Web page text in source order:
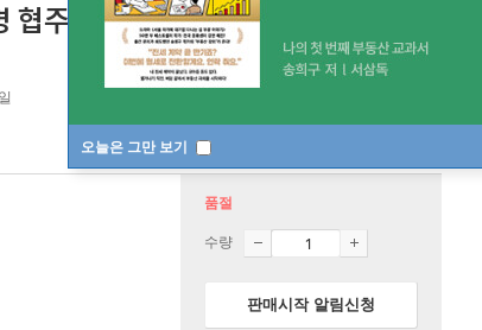
오늘은 그만 보기
주곡집 (Vivaldi: Favourite
품절
수량
판매시작 알림신청